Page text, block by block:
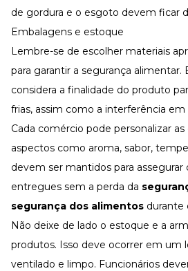
de gordura e o esgoto devem ficar
Embalagens e estoque
Lembre-se de escolher materiais
para garantir a segurança alimentar.
considera a finalidade do produto
frias, assim como a interferência em
Cada comércio pode personalizar
aspectos como aroma, sabor,
devem ser mantidos para assegurar
entregues sem a perda da
segurança dos alimentos durante
Não deixe de lado o estoque e a
produtos. Isso deve ocorrer em um
ventilado e limpo. Funcionários